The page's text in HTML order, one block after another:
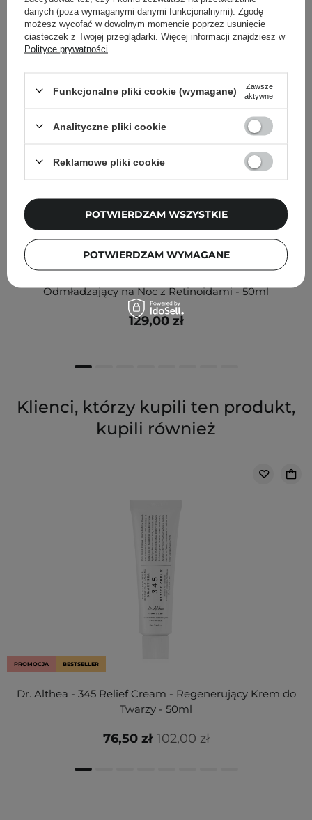
Inni klienci sprawdzali również
Odmładzający na Noc z Retinoidami - 50ml
129,00 zł
Klienci, którzy kupili ten produkt,
kupili również
PROMOCJA BESTSELLER
Dr. Althea - 345 Relief Cream - Regenerujący Krem do
Twarzy - 50ml
102,00 zł
76,50 zł
danych (poza wymaganymi danymi funkcjonalnymi). Zgodę
możesz wycofać w dowolnym momencie poprzez usunięcie
ciasteczek z Twojej przeglądarki. Więcej informacji znajdziesz w
Polityce prywatności
Funkcjonalne pliki cookie (wymagane)
Zawsze
aktywne
Analityczne pliki cookie
Reklamowe pliki cookie
POTWIERDZAM WYMAGANE
POTWIERDZAM WSZYSTKIE